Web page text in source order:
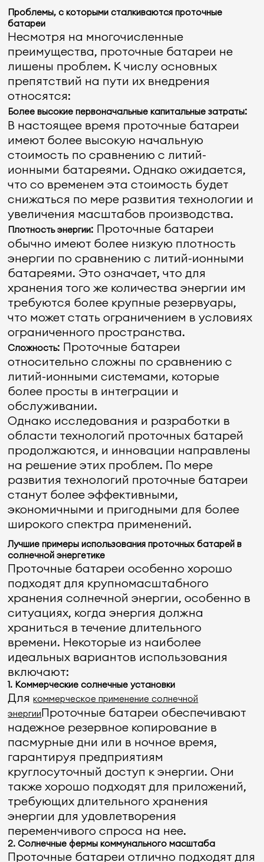
Проблемы, с которыми сталкиваются проточные
батареи
Несмотря на многочисленные
преимущества, проточные батареи не
лишены проблем. К числу основных
препятствий на пути их внедрения
относятся:
Более высокие первоначальные капитальные затраты:
В настоящее время проточные батареи
имеют более высокую начальную
стоимость по сравнению с литий-
ионными батареями. Однако ожидается,
что со временем эта стоимость будет
снижаться по мере развития технологии и
увеличения масштабов производства.
Плотность энергии: Проточные батареи
обычно имеют более низкую плотность
энергии по сравнению с литий-ионными
батареями. Это означает, что для
хранения того же количества энергии им
требуются более крупные резервуары,
что может стать ограничением в условиях
ограниченного пространства.
Сложность: Проточные батареи
относительно сложны по сравнению с
литий-ионными системами, которые
более просты в интеграции и
обслуживании.
Однако исследования и разработки в
области технологий проточных батарей
продолжаются, и инновации направлены
на решение этих проблем. По мере
развития технологий проточные батареи
станут более эффективными,
экономичными и пригодными для более
широкого спектра применений.
Лучшие примеры использования проточных батарей в
солнечной энергетике
Проточные батареи особенно хорошо
подходят для крупномасштабного
хранения солнечной энергии, особенно в
ситуациях, когда энергия должна
храниться в течение длительного
времени. Некоторые из наиболее
идеальных вариантов использования
включают:
1. Коммерческие солнечные установки
Длякоммерческое применение солнечной
энергииПроточные батареи обеспечивают
надежное резервное копирование в
пасмурные дни или в ночное время,
гарантируя предприятиям
круглосуточный доступ к энергии. Они
также хорошо подходят для приложений,
требующих длительного хранения
энергии для удовлетворения
переменчивого спроса на нее.
2. Солнечные фермы коммунального масштаба
Проточные батареи отлично подходят для